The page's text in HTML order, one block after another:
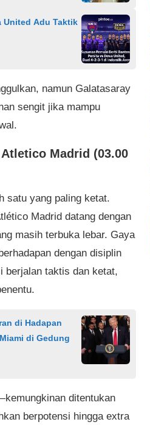
United Adu Taktik
namun Galatasaray
sengit jika mampu
Madrid (03.00
satu yang paling ketat.
Madrid datang dengan
masih terbuka lebar. Gaya
dengan disiplin
berjalan taktis dan ketat,
di Hadapan
di Gedung
ditentukan
berpotensi hingga extra